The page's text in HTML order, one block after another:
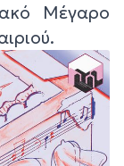
Μέγαρο